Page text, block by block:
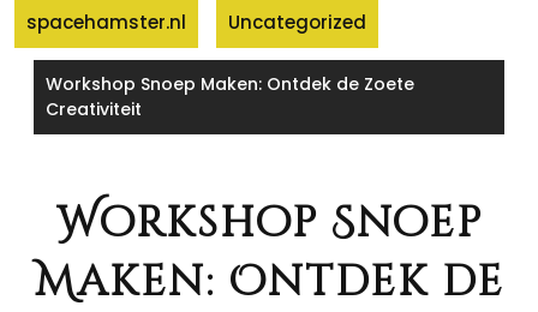
spacehamster.nl Uncategorized
Workshop Snoep Maken: Ontdek de Zoete
Creativiteit
Workshop Snoep
Maken: Ontdek de